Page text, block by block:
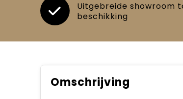
Uitgebreide showroom
beschikking
Omschrijving